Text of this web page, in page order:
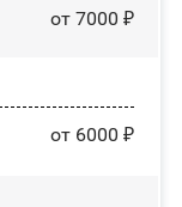
от 7000 ₽
от 6000 ₽